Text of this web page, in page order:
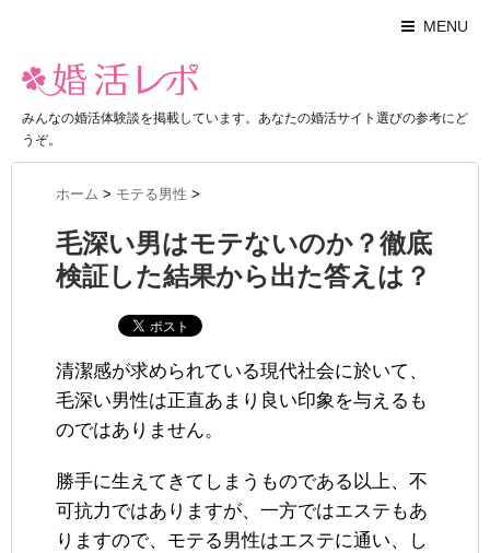
MENU
みんなの婚活体験談を掲載しています。あなたの婚活サイト選びの参考にど
うぞ。
ホーム > モテる男性 >
毛深い男はモテないのか？徹底
検証した結果から出た答えは？
清潔感が求められている現代社会に於いて、
毛深い男性は正直あまり良い印象を与えるも
のではありません。
勝手に生えてきてしまうものである以上、不
可抗力ではありますが、一方ではエステもあ
りますので、モテる男性はエステに通い、し